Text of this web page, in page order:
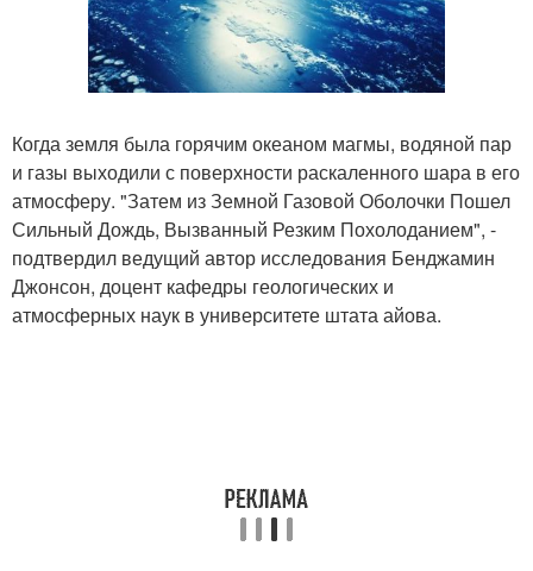
Когда земля была горячим океаном магмы, водяной пар
и газы выходили с поверхности раскаленного шара в его
атмосферу. "Затем из Земной Газовой Оболочки Пошел
Сильный Дождь, Вызванный Резким Похолоданием", -
подтвердил ведущий автор исследования Бенджамин
Джонсон, доцент кафедры геологических и
атмосферных наук в университете штата айова.